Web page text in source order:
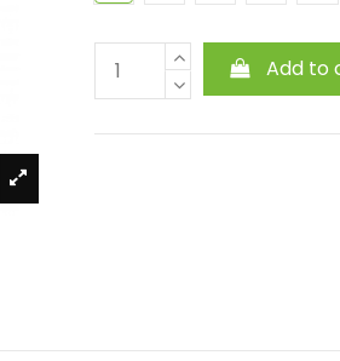
Add to